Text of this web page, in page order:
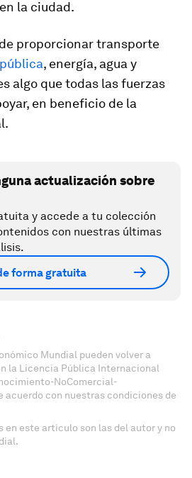
la ciudad.
proporcionar transporte
, energía, agua y
algo que todas las fuerzas
en beneficio de la
actualización sobre
y accede a tu colección
con nuestras últimas
forma gratuita
Mundial pueden volver a
la Licencia Pública Internacional
NoComercial-
acuerdo con nuestras condiciones de
en este artículo son las del autor y no